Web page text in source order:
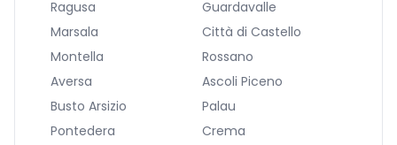
Ragusa
Guardavalle
Marsala
Città di Castello
Montella
Rossano
Aversa
Ascoli Piceno
Busto Arsizio
Palau
Pontedera
Crema